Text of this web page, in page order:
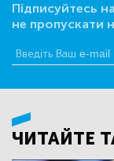
Підписуйтесь
не пропускати
ЧИТАЙТЕ